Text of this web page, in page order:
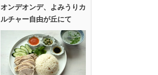
オンデオンデ、よみうりカ
ルチャー自由が丘にて